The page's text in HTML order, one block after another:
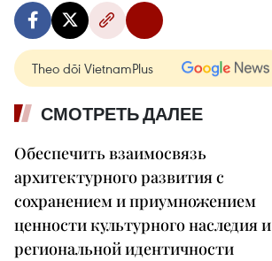
Theo dõi VietnamPlus
СМОТРЕТЬ ДАЛЕЕ
Обеспечить взаимосвязь
архитектурного развития с
сохранением и приумножением
ценности культурного наследия и
региональной идентичности